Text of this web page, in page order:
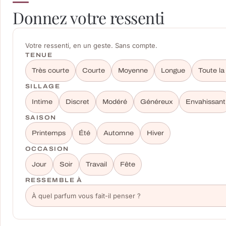
Donnez votre ressenti
Votre ressenti, en un geste. Sans compte.
TENUE
Très courte Courte Moyenne Longue Toute
SILLAGE
Intime Discret Modéré Généreux Envahissant
SAISON
Printemps Été Automne Hiver
OCCASION
Jour Soir Travail Fête
RESSEMBLE À